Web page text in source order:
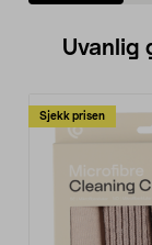
Uvanlig
Sjekk prisen